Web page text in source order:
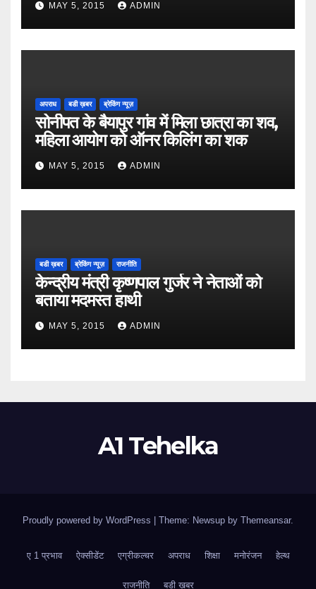
MAY 5, 2015 ADMIN
अपराध बडी ख़बर ब्रेकिंग न्यूज़
सोनीपत के बैयापुर गांव में मिला छात्रा का शव,
महिला आयोग को ऑनर किलिंग का शक
MAY 5, 2015 ADMIN
बडी ख़बर ब्रेकिंग न्यूज़ राजनीति
केन्द्रीय मंत्री कृष्णपाल गुर्जर ने नेताओं को
बताया मदमस्त हाथी
MAY 5, 2015 ADMIN
A1 Tehelka
Proudly powered by WordPress Theme: Newsup by Themeansar.
ए 1 प्रभाव ऐक्सीडेंट एग्रीकल्चर अपराध शिक्षा मनोरंजन हेल्थ
राजनीति बडी ख़बर